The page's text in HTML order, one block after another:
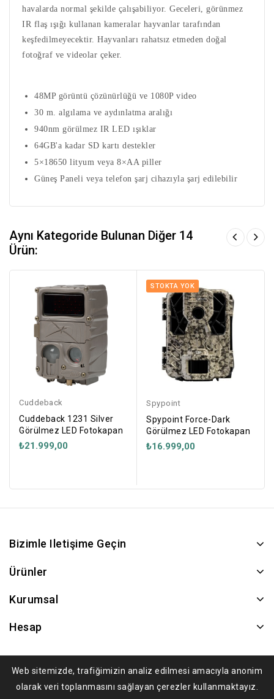
havalarda normal şekilde çalışabiliyor. Geceleri, görünmez
IR flaş ışığı kullanan kameralar hayvanlar tarafından
keşfedilmeyecektir. Hayvanları rahatsız etmeden doğal
fotoğraf ve videolar çeker.
48MP görüntü çözünürlüğü ve 1080P video
30 m. algılama ve aydınlatma aralığı
940nm görülmez IR LED ışıklar
64GB'a kadar SD kartı destekler
5×18650 lityum veya 8×AA piller
Güneş Paneli veya telefon şarj cihazıyla şarj edilebilir
Aynı Kategoride Bulunan Diğer 14
Ürün:
Cuddeback
Cuddeback 1231 Silver
Görülmez LED Fotokapan
₺21.999,00
STOKTA YOK
Spypoint
Spypoint Force-Dark
Görülmez LED Fotokapan
₺16.999,00
Bizimle Iletişime Geçin
Ürünler
Kurumsal
Hesap
Web sitemizde, trafiğimizin analiz edilmesi amacıyla anonim
olarak veri toplanmasını sağlayan çerezler kullanmaktayız.